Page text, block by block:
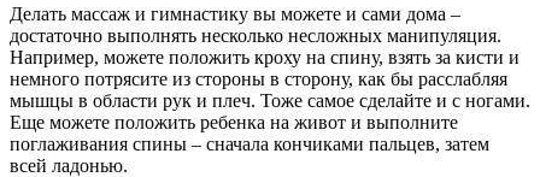
Делать массаж и гимнастику вы можете и сами дома –
достаточно выполнять несколько несложных манипуляция.
Например, можете положить кроху на спину, взять за кисти и
немного потрясите из стороны в сторону, как бы расслабляя
мышцы в области рук и плеч. Тоже самое сделайте и с ногами.
Еще можете положить ребенка на живот и выполните
поглаживания спины – сначала кончиками пальцев, затем
всей ладонью.